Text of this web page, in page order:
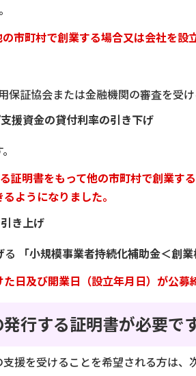
市町村で創業する場合又は会社を
証協会または金融機関の審査を受け
援資金の貸付利率の引き下げ
証明書をもって他の市町村で創業す
るようになりました。
き上げ
る 「小規模事業者持続化補助金＜創業
日及び開業日（設立年月日）が公募
行する証明書が必要で
援を受けることを希望される方は、